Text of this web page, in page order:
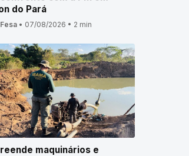
do Pará
• 07/08/2026 • 2 min
maquinários e